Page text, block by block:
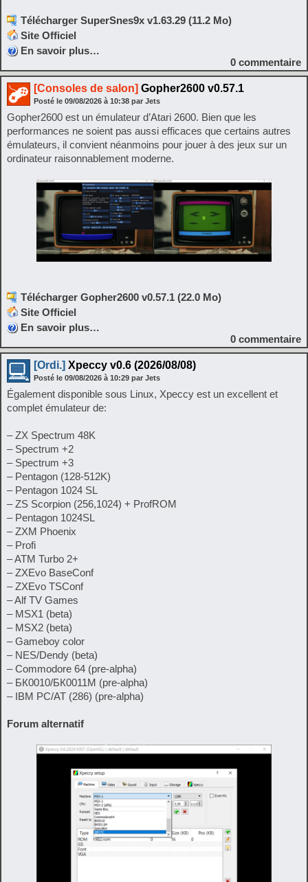
Télécharger SuperSnes9x v1.63.29 (11.2 Mo)
Site Officiel
En savoir plus…
0 commentaire
[Consoles de salon] Gopher2600 v0.57.1
Posté le 09/08/2026 à 10:38 par Jets
Gopher2600 est un émulateur d’Atari 2600. Bien que les
performances ne soient pas aussi efficaces que certains autres
émulateurs, il convient néanmoins pour jouer à des jeux sur un
ordinateur raisonnablement moderne.
Télécharger Gopher2600 v0.57.1 (22.0 Mo)
Site Officiel
En savoir plus…
0 commentaire
[Ordi.] Xpeccy v0.6 (2026/08/08)
Posté le 09/08/2026 à 10:29 par Jets
Également disponible sous Linux, Xpeccy est un excellent et
complet émulateur de:
– ZX Spectrum 48K
– Spectrum +2
– Spectrum +3
– Pentagon (128-512K)
– Pentagon 1024 SL
– ZS Scorpion (256,1024) + ProfROM
– Pentagon 1024SL
– ZXM Phoenix
– Profi
– ATM Turbo 2+
– ZXEvo BaseConf
– ZXEvo TSConf
– Alf TV Games
– MSX1 (beta)
– MSX2 (beta)
– Gameboy color
– NES/Dendy (beta)
– Commodore 64 (pre-alpha)
– БК0010/БК0011M (pre-alpha)
– IBM PC/AT (286) (pre-alpha)
Forum alternatif